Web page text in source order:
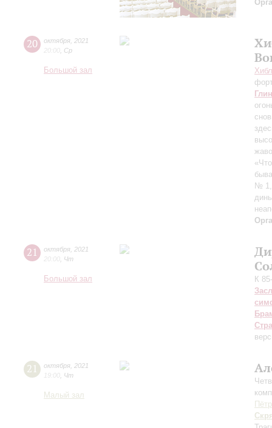
20 октября 2021
20:00 Ср
Большой зал
№ 1,
21 октября 2021
20:00 Чт
Большой зал
К
21 октября 2021
19:00 Чт
Малый зал